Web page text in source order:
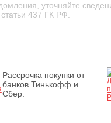
уточняйте
437 ГК РФ.
Рассрочка покупки от
банков Тинькофф и
Сбер.